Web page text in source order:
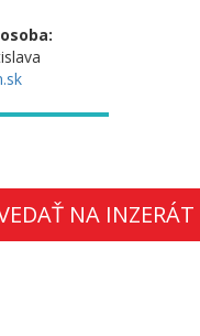
NA INZERÁT